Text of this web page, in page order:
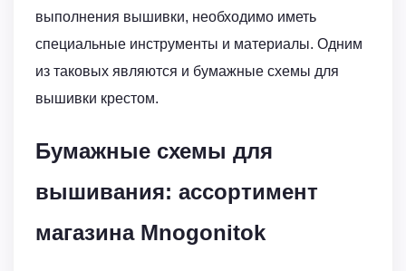
выполнения вышивки, необходимо иметь
специальные инструменты и материалы. Одним
из таковых являются и бумажные схемы для
вышивки крестом.
Бумажные схемы для
вышивания: ассортимент
магазина Mnogonitok